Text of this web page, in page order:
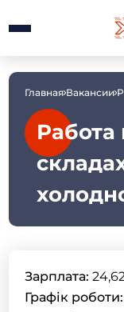
Главная Вакансии
Зарплата:
Графік роботи: